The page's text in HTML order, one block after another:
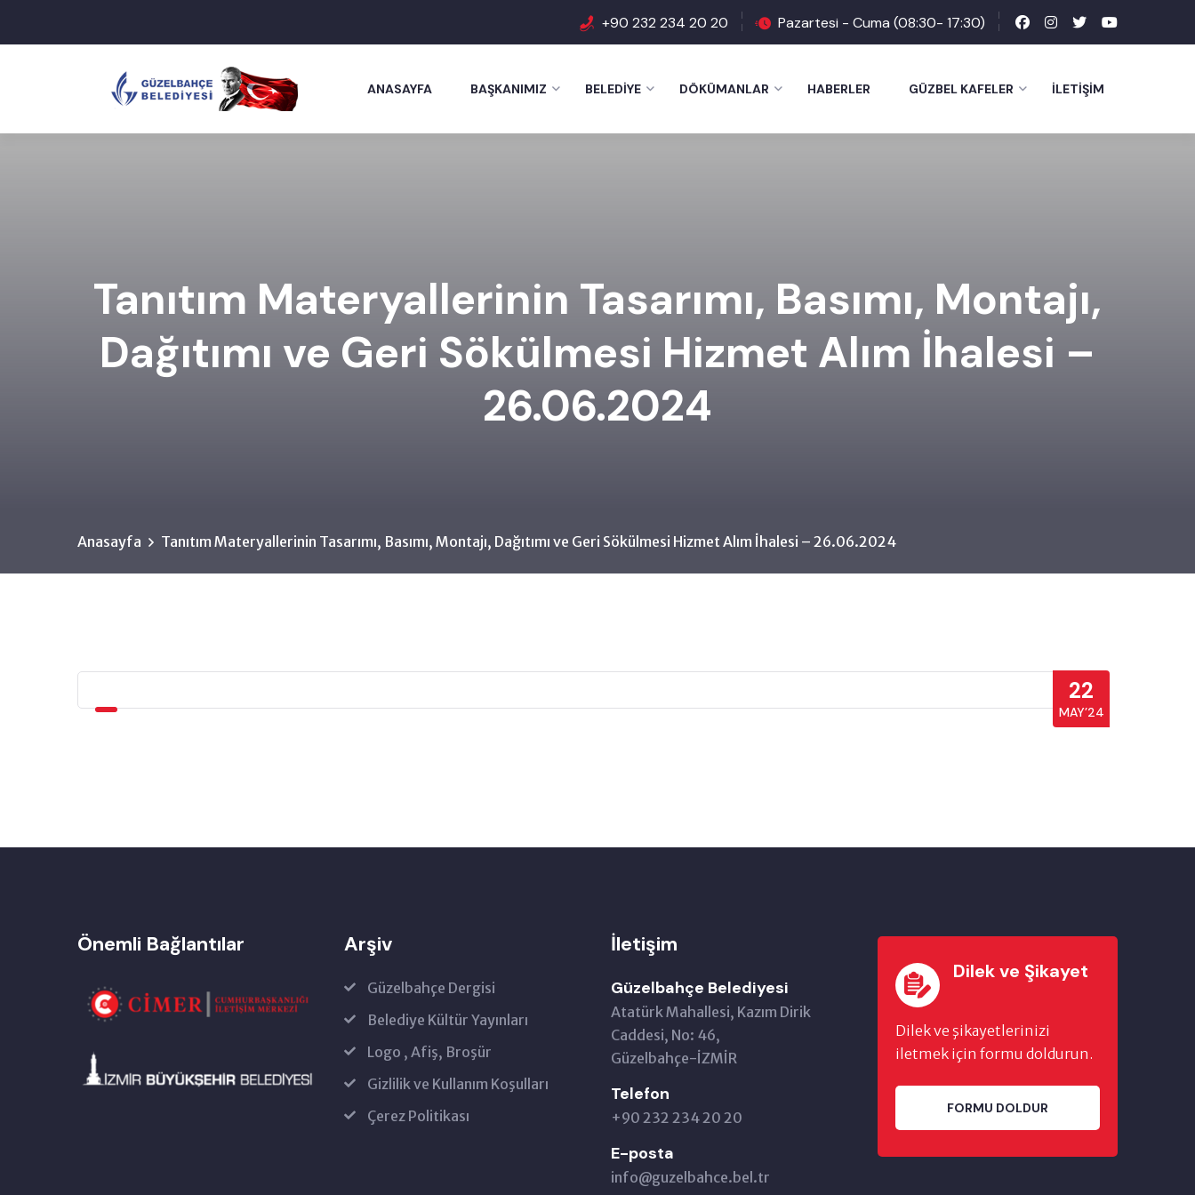
+90 232 234 20 20 Pazartesi - Cuma (08:30- 17:30)
ANASAYFA BAŞKANIMIZ BELEDIYE DÖKÜMANLAR HABERLER GÜZBEL KAFELER İLETIŞIM
Tanıtım Materyallerinin Tasarımı, Basımı, Montajı,
Dağıtımı ve Geri Sökülmesi Hizmet Alım İhalesi –
26.06.2024
Anasayfa Tanıtım Materyallerinin Tasarımı, Basımı, Montajı, Dağıtımı ve Geri Sökülmesi Hizmet Alım İhalesi – 26.06.2024
22
MAY’24
Önemli Bağlantılar Arşiv
Güzelbahçe Dergisi
Belediye Kültür Yayınları
Logo , Afiş, Broşür
Gizlilik ve Kullanım Koşulları
Çerez Politikası
İletişim
Güzelbahçe Belediyesi
Atatürk Mahallesi, Kazım Dirik
Caddesi, No: 46,
Güzelbahçe-İZMİR
Telefon
+90 232 234 20 20
E-posta
info@guzelbahce.bel.tr
Dilek ve Şikayet
Dilek ve şikayetlerinizi
iletmek için formu doldurun.
FORMU DOLDUR